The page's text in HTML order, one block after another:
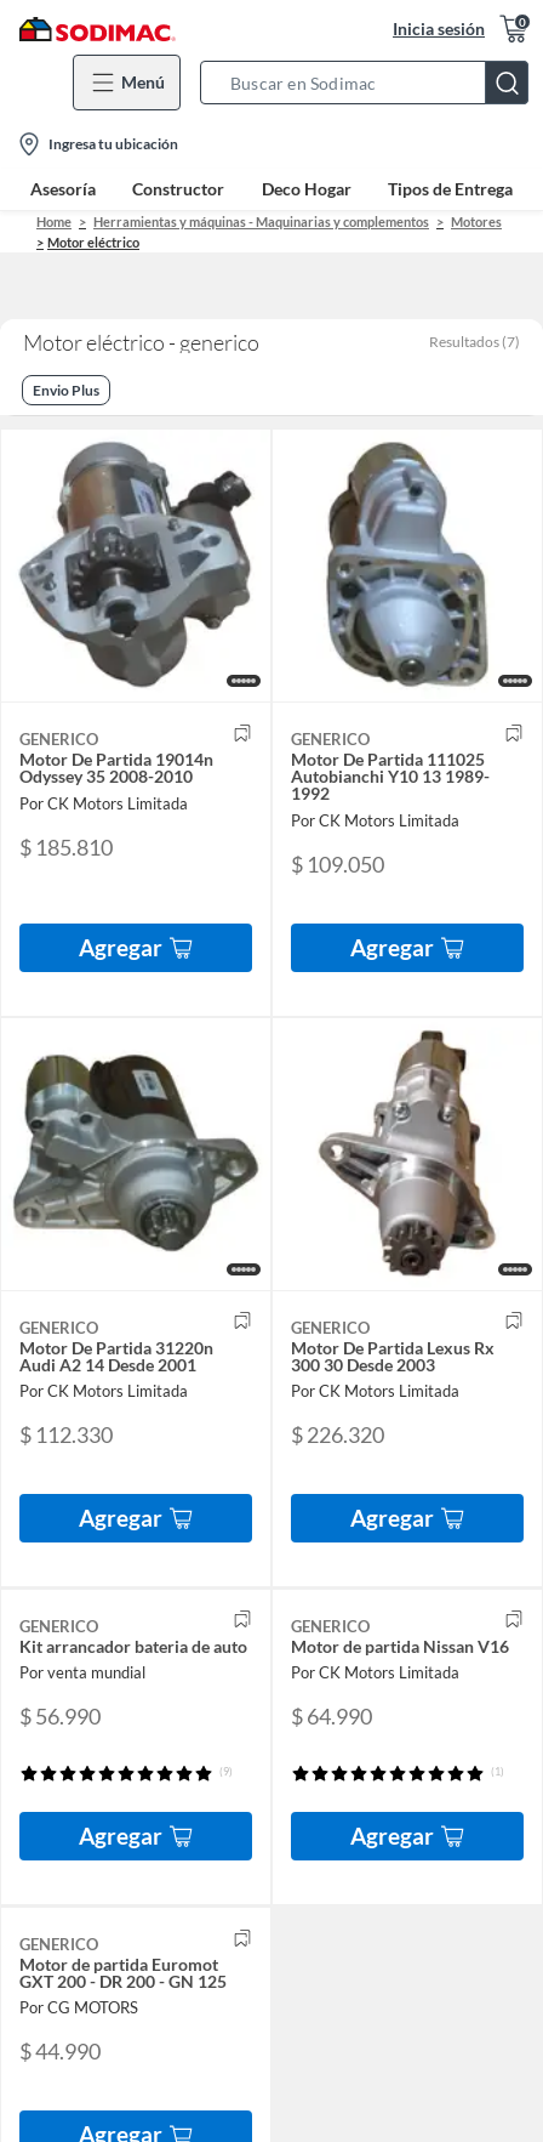
Inicia sesión 0
Menú
Bar
location-
icon
Ingresa tu ubicación
Asesoría Constructor Deco Hogar Tipos de Entrega
Home Herramientas y máquinas - Maquinarias y complementos
Motores
Motor eléctrico
Motor eléctrico - generico Resultados (7)
Envio Plus
GENERICO
Motor De Partida 19014n
Odyssey 35 2008-2010
Por CK Motors Limitada
$ 185.810
Agregar
GENERICO
Motor De Partida 111025
Autobianchi Y10 13 1989-
1992
Por CK Motors Limitada
$ 109.050
Agregar
GENERICO
Motor De Partida 31220n
Audi A2 14 Desde 2001
Por CK Motors Limitada
$ 112.330
Agregar
GENERICO
Motor De Partida Lexus Rx
300 30 Desde 2003
Por CK Motors Limitada
$ 226.320
Agregar
GENERICO
Kit arrancador bateria de auto
Por venta mundial
$ 56.990
(9)
Agregar
GENERICO
Motor de partida Nissan V16
Por CK Motors Limitada
$ 64.990
(1)
Agregar
GENERICO
Motor de partida Euromot
GXT 200 - DR 200 - GN 125
Por CG MOTORS
$ 44.990
Agregar